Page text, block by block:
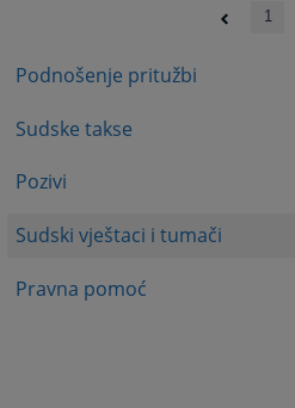
Podnošenje pritužbi
Sudske takse
Pozivi
Sudski vještaci i tumači
Pravna pomoć
1